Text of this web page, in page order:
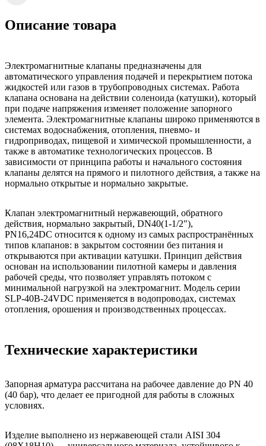
Описание товара
Клапан электромагнитный нержавеющий, обратного
действия, нормально закрытый, DN40(1-1/2"),
PN16,24DC относится к одному из самых распространённых
типов клапанов: в закрытом состоянии без питания и
открываются при активации катушки. Принцип действия
основан на использовании пилотной камеры и давления
рабочей среды, что позволяет управлять потоком с
минимальной нагрузкой на электромагнит. Модель серии
SLP-40B-24VDC применяется в водопроводах, системах
отопления, орошения и производственных процессах.
Электромагнитные клапаны предназначены для
автоматического управления подачей и перекрытием потока
жидкостей или газов в трубопроводных системах. Работа
клапана основана на действии соленоида (катушки), который
при подаче напряжения изменяет положение запорного
элемента. Электромагнитные клапаны широко применяются в
системах водоснабжения, отопления, пневмо- и
гидроприводах, пищевой и химической промышленности, а
также в автоматике технологических процессов. В
зависимости от принципа работы и начального состояния
клапаны делятся на прямого и пилотного действия, а также на
нормально открытые и нормально закрытые.
Технические характеристики
Запорная арматура рассчитана на рабочее давление до PN 40
(40 бар), что делает ее пригодной для работы в сложных
условиях.
Изделие выполнено из нержавеющей стали AISI 304